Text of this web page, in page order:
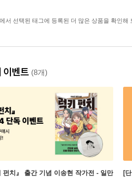
서 선택된 태그에 등록된 더 많은 상품을 확인해
이벤트 (8개)
펀치』 출간 기념 이송현 작가전 - 일만
[